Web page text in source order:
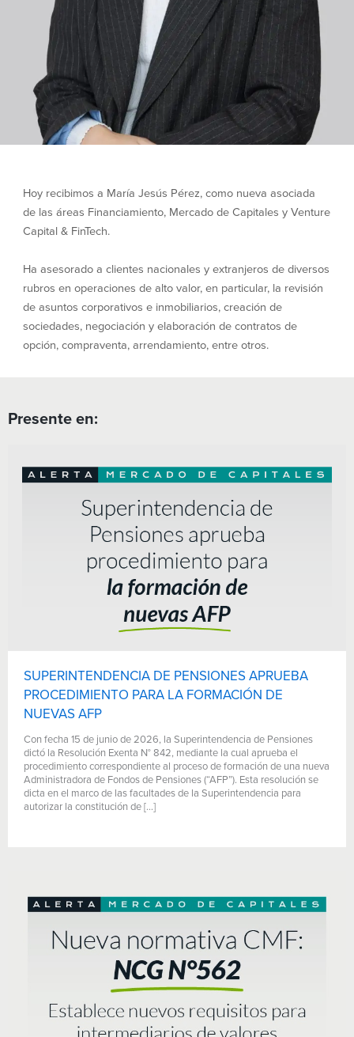
Hoy recibimos a María Jesús Pérez, como nueva asociada
de las áreas Financiamiento, Mercado de Capitales y Venture
Capital & FinTech.
Ha asesorado a clientes nacionales y extranjeros de diversos
rubros en operaciones de alto valor, en particular, la revisión
de asuntos corporativos e inmobiliarios, creación de
sociedades, negociación y elaboración de contratos de
opción, compraventa, arrendamiento, entre otros.
Presente en:
SUPERINTENDENCIA DE PENSIONES APRUEBA
PROCEDIMIENTO PARA LA FORMACIÓN DE
NUEVAS AFP
Con fecha 15 de junio de 2026, la Superintendencia de Pensiones
dictó la Resolución Exenta N° 842, mediante la cual aprueba el
procedimiento correspondiente al proceso de formación de una nueva
Administradora de Fondos de Pensiones (“AFP”). Esta resolución se
dicta en el marco de las facultades de la Superintendencia para
autorizar la constitución de […]